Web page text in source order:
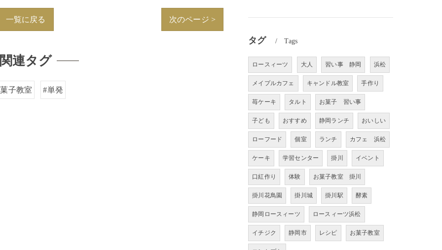
一覧に戻る 次のページ >
連タグ
子教室 #単発
タグ Tags
ロースィーツ 大人 習い事 静岡 浜松
メイプルカフェ キャンドル教室 手作り
苺ケーキ タルト お菓子 習い事
子ども おすすめ 静岡ランチ おいしい
ローフード 個室 ランチ カフェ 浜松
ケーキ 学習センター 掛川 イベント
口紅作り 体験 お菓子教室 掛川
掛川花鳥園 掛川城 掛川駅 酵素
静岡ロースィーツ ロースィーツ浜松
イチジク 静岡市 レシピ お菓子教室